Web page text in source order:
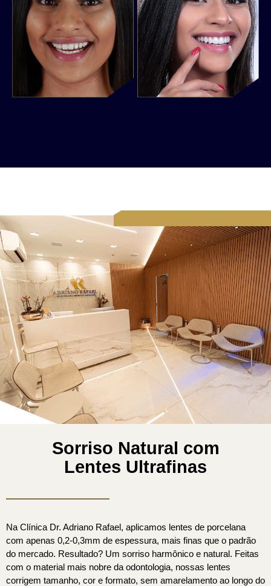
Sorriso Natural com
Lentes Ultrafinas
Na Clínica Dr. Adriano Rafael, aplicamos lentes de porcelana
com apenas 0,2-0,3mm de espessura, mais finas que o padrão
do mercado. Resultado? Um sorriso harmônico e natural. Feitas
com o material mais nobre da odontologia, nossas lentes
corrigem tamanho, cor e formato, sem amarelamento ao longo do